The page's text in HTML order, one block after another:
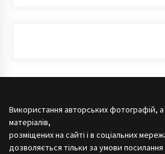
Використання авторських фотографій,
матеріалів,
розміщених на сайті і в соціальних
дозволяється тільки за умови